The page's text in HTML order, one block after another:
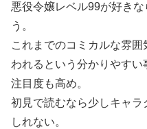
悪役令嬢レベル99が好き
う。
これまでのコミカルな雰
われるという分かりやす
注目度も高め。
初見で読むなら少しキャ
しれない。